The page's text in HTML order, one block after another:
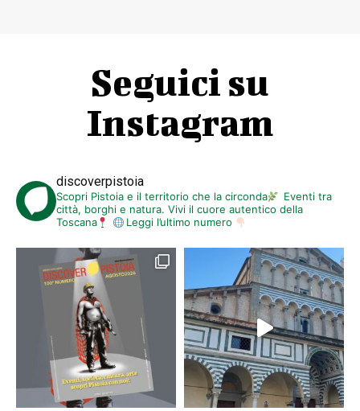
Seguici su
Instagram
discoverpistoia
Scopri Pistoia e il territorio che la circonda
Eventi tra
città, borghi e natura. Vivi il cuore autentico della
Toscana
Leggi l’ultimo numero